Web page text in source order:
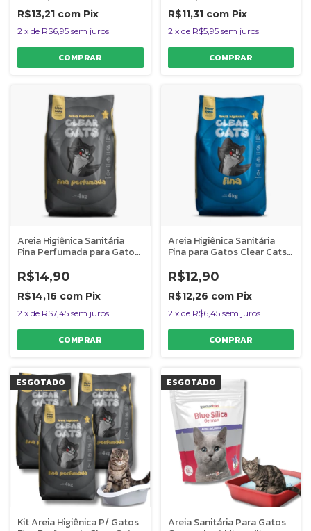
R$13,21 com Pix
2 x de R$6,95 sem juros
R$11,31 com Pix
2 x de R$5,95 sem juros
Areia Higiênica Sanitária
Fina Perfumada para Gatos
R$14,90
R$14,16 com Pix
2 x de R$7,45 sem juros
Areia Higiênica Sanitária
Fina para Gatos Clear Cats
R$12,90
R$12,26 com Pix
2 x de R$6,45 sem juros
ESGOTADO
Kit Areia Higiênica P/ Gatos
ESGOTADO
Areia Sanitária Para Gatos